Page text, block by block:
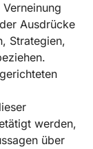
Ausdrücke
Strategien,
werden,
über